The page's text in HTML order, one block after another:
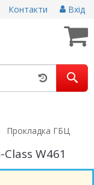
Контакти Вхід
Прокладка ГБЦ
W461